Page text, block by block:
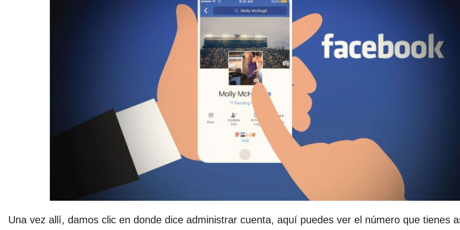
Una vez allí, damos clic en donde dice administrar cuenta, aquí puedes ver el número que tienes